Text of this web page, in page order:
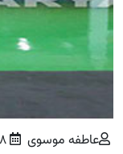
عاطفه موسوی